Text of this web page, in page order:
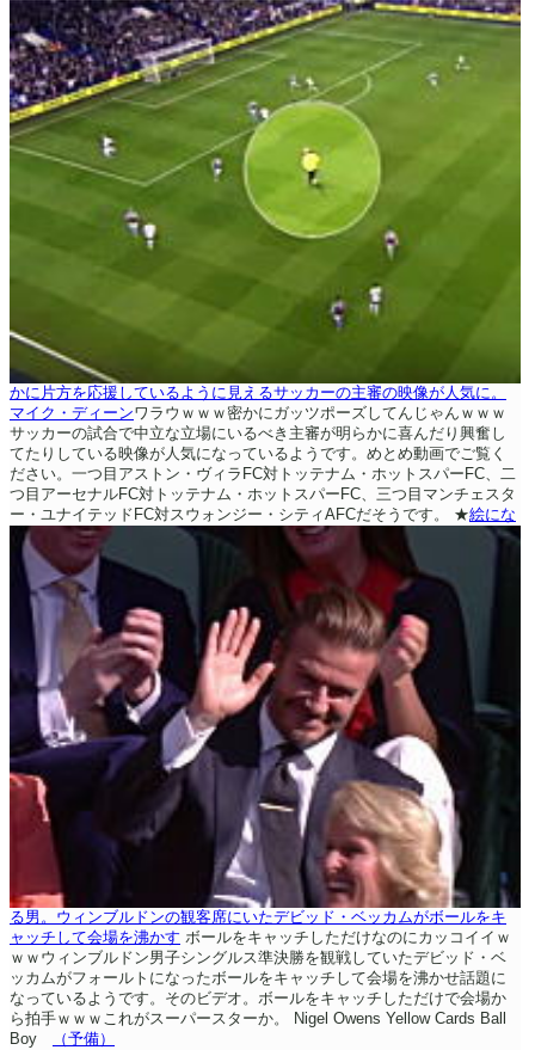
かに片方を応援しているように見えるサッカーの主審の映像が人気に。
マイク・ディーンワラウｗｗｗ密かにガッツポーズしてんじゃんｗｗｗ
サッカーの試合で中立な立場にいるべき主審が明らかに喜んだり興奮し
てたりしている映像が人気になっているようです。めとめ動画でご覧く
ださい。一つ目アストン・ヴィラFC対トッテナム・ホットスパーFC、二
つ目アーセナルFC対トッテナム・ホットスパーFC、三つ目マンチェスタ
ー・ユナイテッドFC対スウォンジー・シティAFCだそうです。
★絵にな
る男。ウィンブルドンの観客席にいたデビッド・ベッカムがボールをキ
ャッチして会場を沸かす ボールをキャッチしただけなのにカッコイイｗ
ｗｗウィンブルドン男子シングルス準決勝を観戦していたデビッド・ベ
ッカムがフォールトになったボールをキャッチして会場を沸かせ話題に
なっているようです。そのビデオ。ボールをキャッチしただけで会場か
ら拍手ｗｗｗこれがスーパースターか。
Nigel Owens Yellow Cards Ball
Boy
（予備）